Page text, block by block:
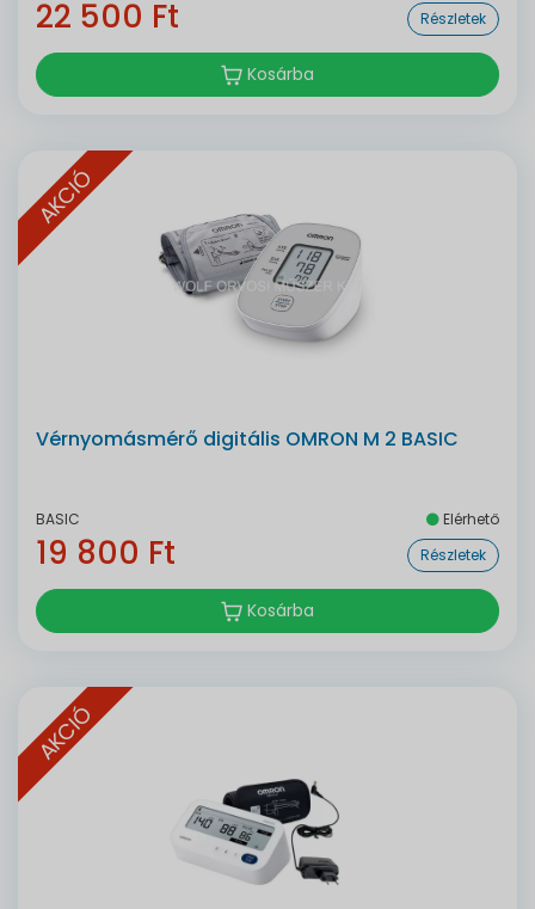
22 500 Ft Részletek
Kosárba
AKCIÓ
Vérnyomásmérő digitális OMRON M 2 BASIC
BASIC Elérhető
19 800 Ft Részletek
Kosárba
AKCIÓ